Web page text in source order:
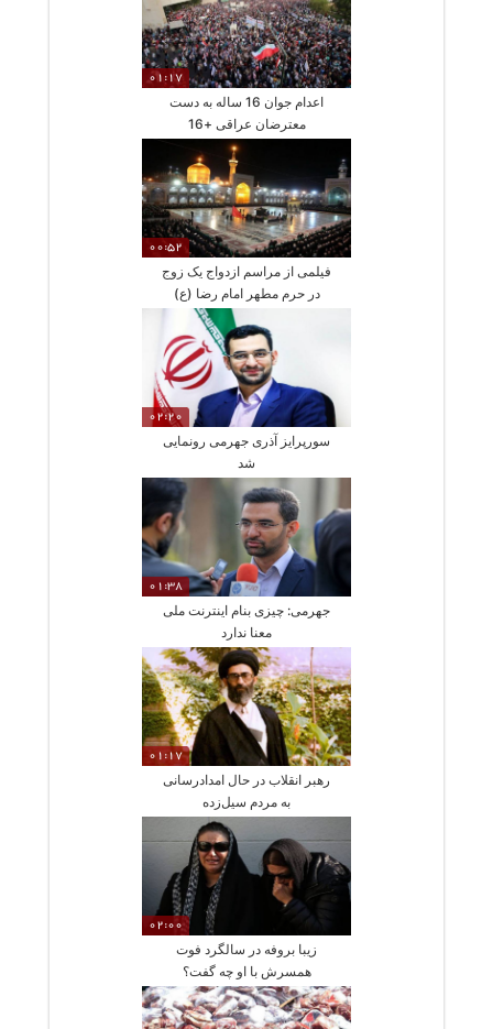
01:17
اعدام جوان 16 ساله به دست
معترضان عراقی +16
00:52
فیلمی از مراسم ازدواج یک زوج
در حرم مطهر امام رضا (ع)
02:20
سورپرایز آذری جهرمی رونمایی
شد
01:38
جهرمی: چیزی بنام اینترنت ملی
معنا ندارد
01:17
رهبر انقلاب در حال امدادرسانی
به مردم سیل‌زده
02:00
زیبا بروفه در سالگرد فوت
همسرش با او چه گفت؟